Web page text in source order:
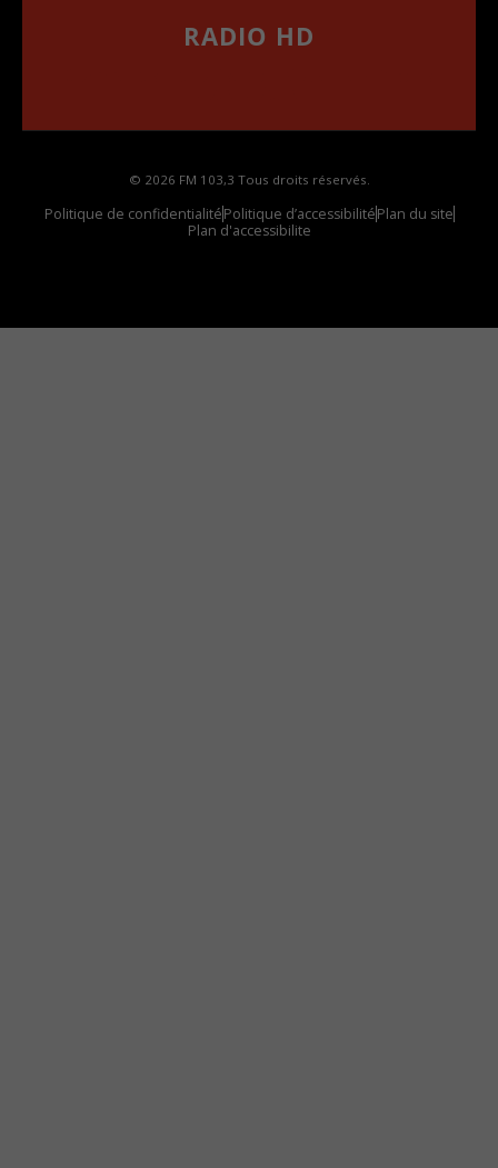
RADIO HD
© 2026 FM 103,3 Tous droits réservés.
Politique de confidentialitéPolitique d’accessibilitéPlan du site
Plan d'accessibilite